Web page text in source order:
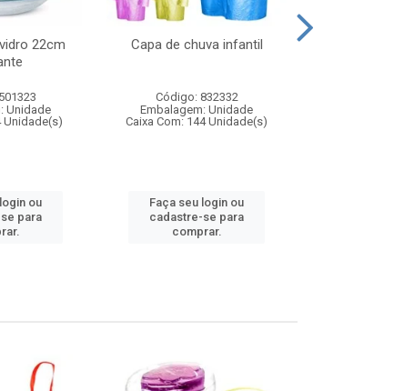
22cm
Unidade
Unidade(s)
ou
para
Capa de chuva infantil
Código: 832332
Embalagem: Unidade
Caixa Com: 144 Unidade(s)
Faça seu login ou
cadastre-se para
comprar.